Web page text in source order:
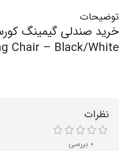
توضیحات
Chair – Black/White
نظرات
۰ بررسی